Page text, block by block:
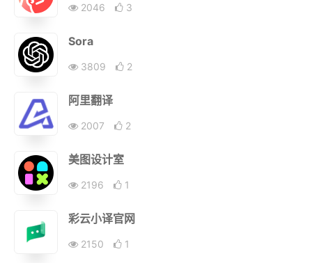
2046 3
Sora
3809 2
阿里翻译
2007 2
美图设计室
2196 1
彩云小译官网
2150 1